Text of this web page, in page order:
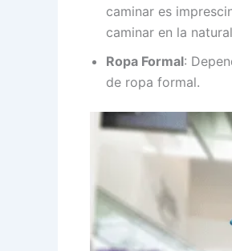
caminar es
caminar en la
Ropa Formal:
de ropa formal.